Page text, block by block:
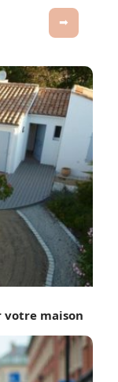
votre maison